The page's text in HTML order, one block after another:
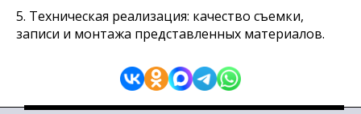
5. Техническая реализация: качество съемки,
записи и монтажа представленных материалов.